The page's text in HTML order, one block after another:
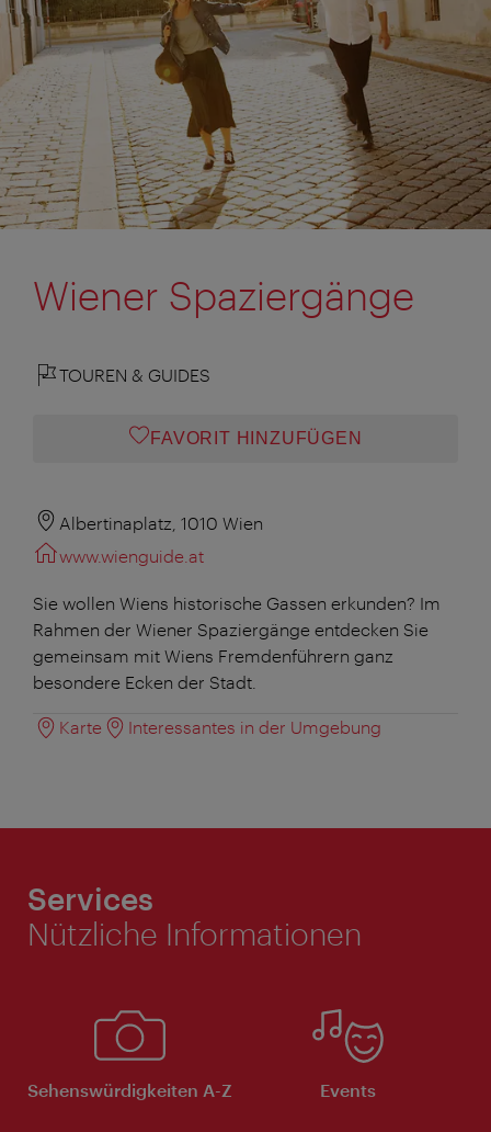
Wiener Spaziergänge
TOUREN & GUIDES
FAVORIT HINZUFÜGEN
Albertinaplatz, 1010 Wien
www.wienguide.at
Sie wollen Wiens historische Gassen erkunden? Im
Rahmen der Wiener Spaziergänge entdecken Sie
gemeinsam mit Wiens Fremdenführern ganz
besondere Ecken der Stadt.
Karte Interessantes in der Umgebung
Services
Nützliche Informationen
Sehenswürdigkeiten A-Z Events